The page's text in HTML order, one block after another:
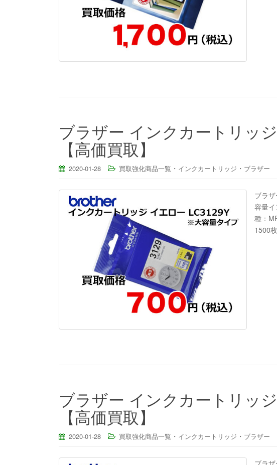
ブラザー インクカートリッ
【高価買取】
2020-01-28 買取強化商品一覧 ・ インクカートリッジ ・ ブラザー
ブラ
容量
種：
1500
ブラザー インクカートリッ
【高価買取】
2020-01-28 買取強化商品一覧 ・ インクカートリッジ ・ ブラザー
ブラ